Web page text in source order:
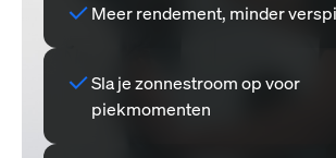
Meer rendement, minder
Sla je zonnestroom op voor
piekmomenten